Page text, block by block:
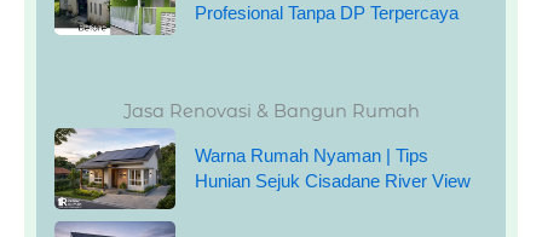
Profesional Tanpa DP Terpercaya
Jasa Renovasi & Bangun Rumah
Warna Rumah Nyaman | Tips
Hunian Sejuk Cisadane River View